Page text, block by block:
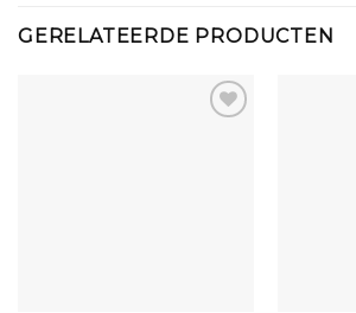
GERELATEERDE PRODUCTEN